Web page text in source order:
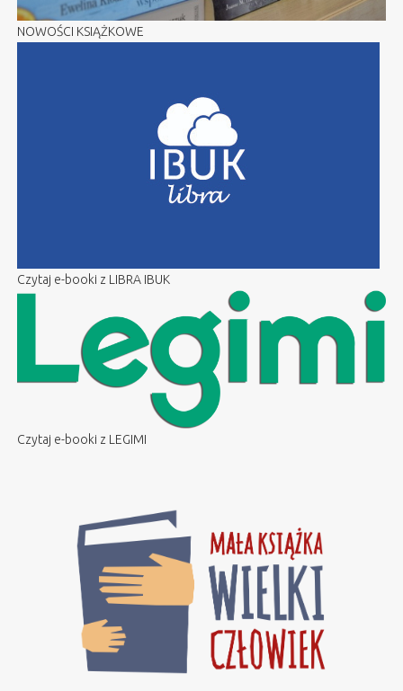
NOWOŚCI KSIĄŻKOWE
Czytaj e-booki z LIBRA IBUK
Czytaj e-booki z LEGIMI